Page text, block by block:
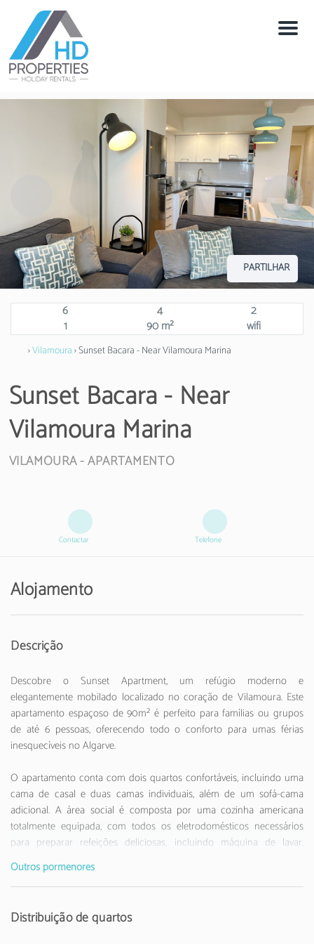
Menú
PARTILHAR
6 4
2
1
90 m² wifi
›Vilamoura› Sunset Bacara - Near Vilamoura Marina
Sunset Bacara - Near
Vilamoura Marina
VILAMOURA -APARTAMENTO
Contactar Telefone
Alojamento
Descrição
Descobre o Sunset Apartment, um refúgio moderno e
elegantemente mobilado localizado no coração de Vilamoura. Este
apartamento espaçoso de 90m² é perfeito para famílias ou grupos
de até 6 pessoas, oferecendo todo o conforto para umas férias
inesquecíveis no Algarve.
O apartamento conta com dois quartos confortáveis, incluindo uma
cama de casal e duas camas individuais, além de um sofá-cama
adicional. A área social é composta por uma cozinha americana
totalmente equipada, com todos os eletrodomésticos necessários
para preparar refeições deliciosas, incluindo máquina de lavar,
máquina de secar, forno, micro-ondas, máquina de café e muito
mais.
este apartamento oferece uma localização privilegiada. As praias de
Outros pormenores
Distribuição de quartos